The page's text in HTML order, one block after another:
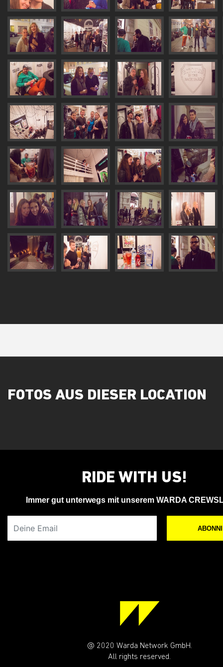
FOTOS AUS DIESER LOCATION
RIDE WITH US!
Immer gut unterwegs mit unserem WARDA
@ 2020 Warda Network GmbH.
All rights reserved.